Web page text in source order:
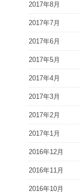
2017年8月
2017年7月
2017年6月
2017年5月
2017年4月
2017年3月
2017年2月
2017年1月
2016年12月
2016年11月
2016年10月